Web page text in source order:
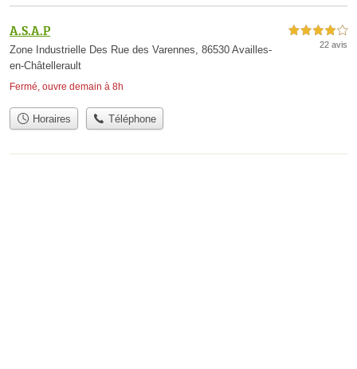
A.S.A.P
Zone Industrielle Des Rue des Varennes, 86530 Availles-
en-Châtellerault
Fermé, ouvre demain à 8h
4,0 étoiles sur 5
22 avis
Horaires Téléphone